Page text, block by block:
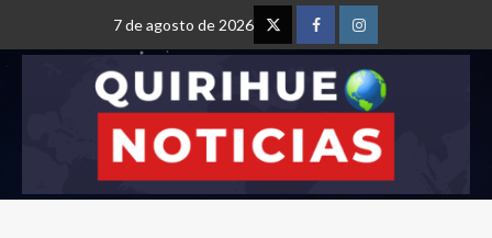
7 de agosto de 2026